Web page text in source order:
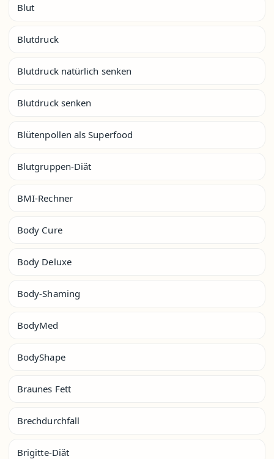
Blut
Blutdruck
Blutdruck natürlich senken
Blutdruck senken
Blütenpollen als Superfood
Blutgruppen-Diät
BMI-Rechner
Body Cure
Body Deluxe
Body-Shaming
BodyMed
BodyShape
Braunes Fett
Brechdurchfall
Brigitte-Diät